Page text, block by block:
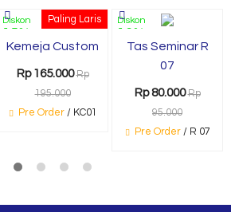
Paling Laris
Diskon
Kemeja Custom
Rp 165.000 Rp
195.000
Pre Order/ KC01
Diskon
Tas Seminar R
07
Rp 80.000 Rp
95.000
Pre Order/ R 07